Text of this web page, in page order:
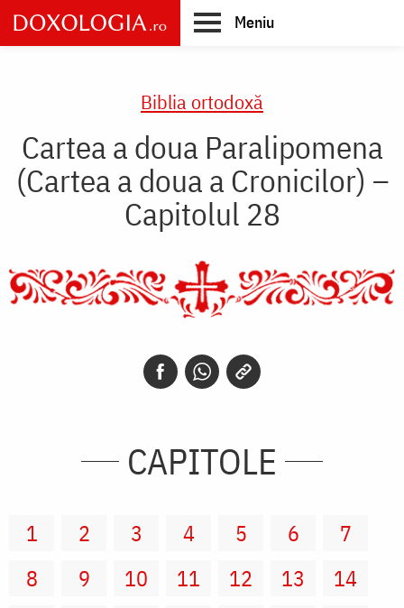
Skip
to
main
Meniu
Biblia ortodoxă
Cartea a doua Paralipomena
(Cartea a doua a Cronicilor) –
Capitolul 28
CAPITOLE
1 2 3 4 5 6
7
8
9 10 11 12 13
14